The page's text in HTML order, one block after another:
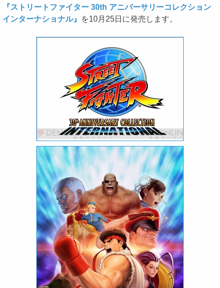
『ストリートファイター 30th アニバーサリーコレクション
インターナショナル』
を10月25日に発売します。